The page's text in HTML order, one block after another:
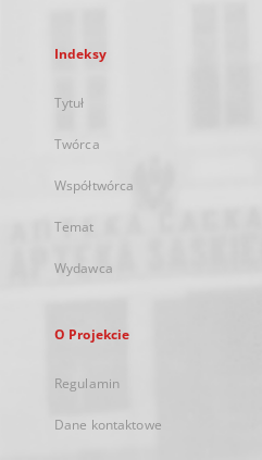
Indeksy
Tytuł
Twórca
Współtwórca
Temat
Wydawca
O Projekcie
Regulamin
Dane kontaktowe